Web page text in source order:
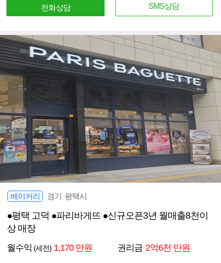
전화상담 SMS상담
베이커리 경기 평택시
●평택 고덕 ●파리바게뜨 ●신규오픈3년 월매출8천이
상 매장
월수익 (세전) 1,170 만원 권리금 2억6천 만원